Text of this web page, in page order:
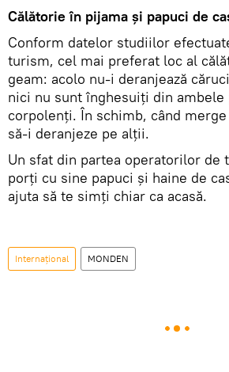
Călătorie în pijama și papuci de
Conform datelor studiilor
turism, cel mai preferat loc al
geam: acolo nu-i deranjează
nici nu sunt înghesuiți din
corpolenți. În schimb, când
să-i deranjeze pe alții.
Un sfat din partea operatorilor de
porți cu sine papuci și haine de
ajuta să te simți chiar ca acasă.
Internaţional MONDEN